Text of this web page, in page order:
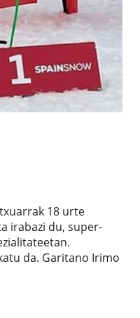
18 urte
irabazi du, super-
da. Garitano Irimo